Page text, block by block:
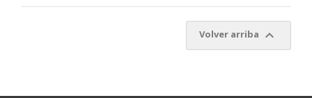
Volver arriba 